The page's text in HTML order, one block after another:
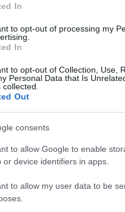
In
to opt-out of processing my
In
to opt-out of Collection, Use,
Personal Data that Is
collected.
Out
consents
to allow Google to enable
or device identifiers in apps.
to allow my user data to be